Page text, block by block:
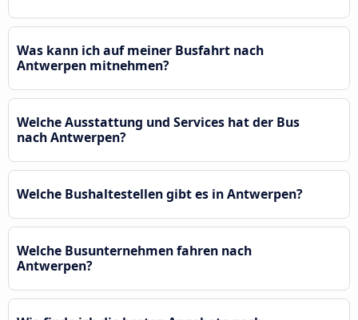
Was kann ich auf meiner Busfahrt nach
Antwerpen mitnehmen?
Welche Ausstattung und Services hat der Bus
nach Antwerpen?
Welche Bushaltestellen gibt es in Antwerpen?
Welche Busunternehmen fahren nach
Antwerpen?